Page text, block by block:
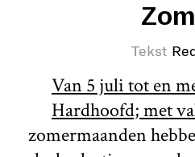
Tekst
Van 5 juli tot en
Hardhoofd; met
zomermaanden